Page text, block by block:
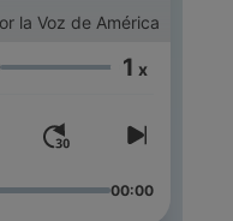
la Voz de América
1 x
00:00